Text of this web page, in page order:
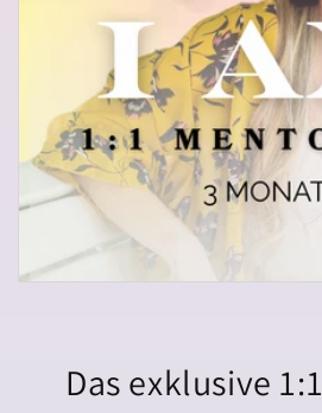
Das exklusive 1:1